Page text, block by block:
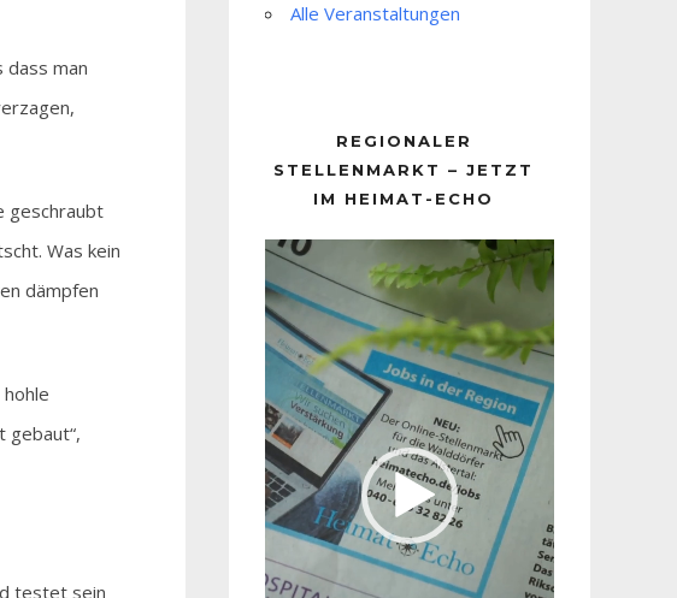
dass man
geschraubt
Was kein
dämpfen
gebaut“,
testet sein
Alle Veranstaltungen
REGIONALER
STELLENMARKT – JETZT
IM HEIMAT-ECHO
Player